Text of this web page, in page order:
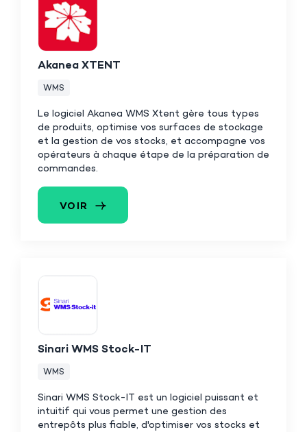
Akanea XTENT
WMS
Le logiciel Akanea WMS Xtent gère tous types
de produits, optimise vos surfaces de stockage
et la gestion de vos stocks, et accompagne vos
opérateurs à chaque étape de la préparation de
commandes.
VOIR
Sinari WMS Stock-IT
WMS
Sinari WMS Stock-IT est un logiciel puissant et
intuitif qui vous permet une gestion des
entrepôts plus fiable, d'optimiser vos stocks et